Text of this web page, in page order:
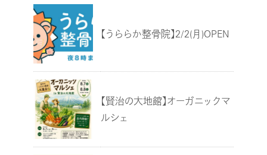
【うららか整骨院】2/2(月)OPEN
【賢治の大地館】オーガニックマ
ルシェ